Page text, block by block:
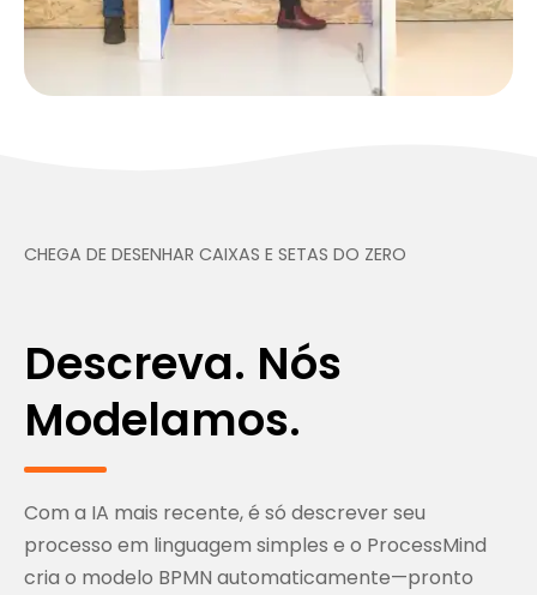
CHEGA DE DESENHAR CAIXAS E SETAS DO ZERO
Descreva. Nós
Modelamos.
Com a IA mais recente, é só descrever seu
processo em linguagem simples e o ProcessMind
cria o modelo BPMN automaticamente—pronto